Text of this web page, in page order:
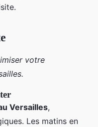
votre
Versailles,
Les matins en